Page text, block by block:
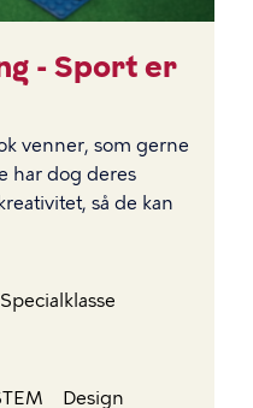
- Sport er
venner, som gerne
har dog deres
så de kan
Specialklasse
Design